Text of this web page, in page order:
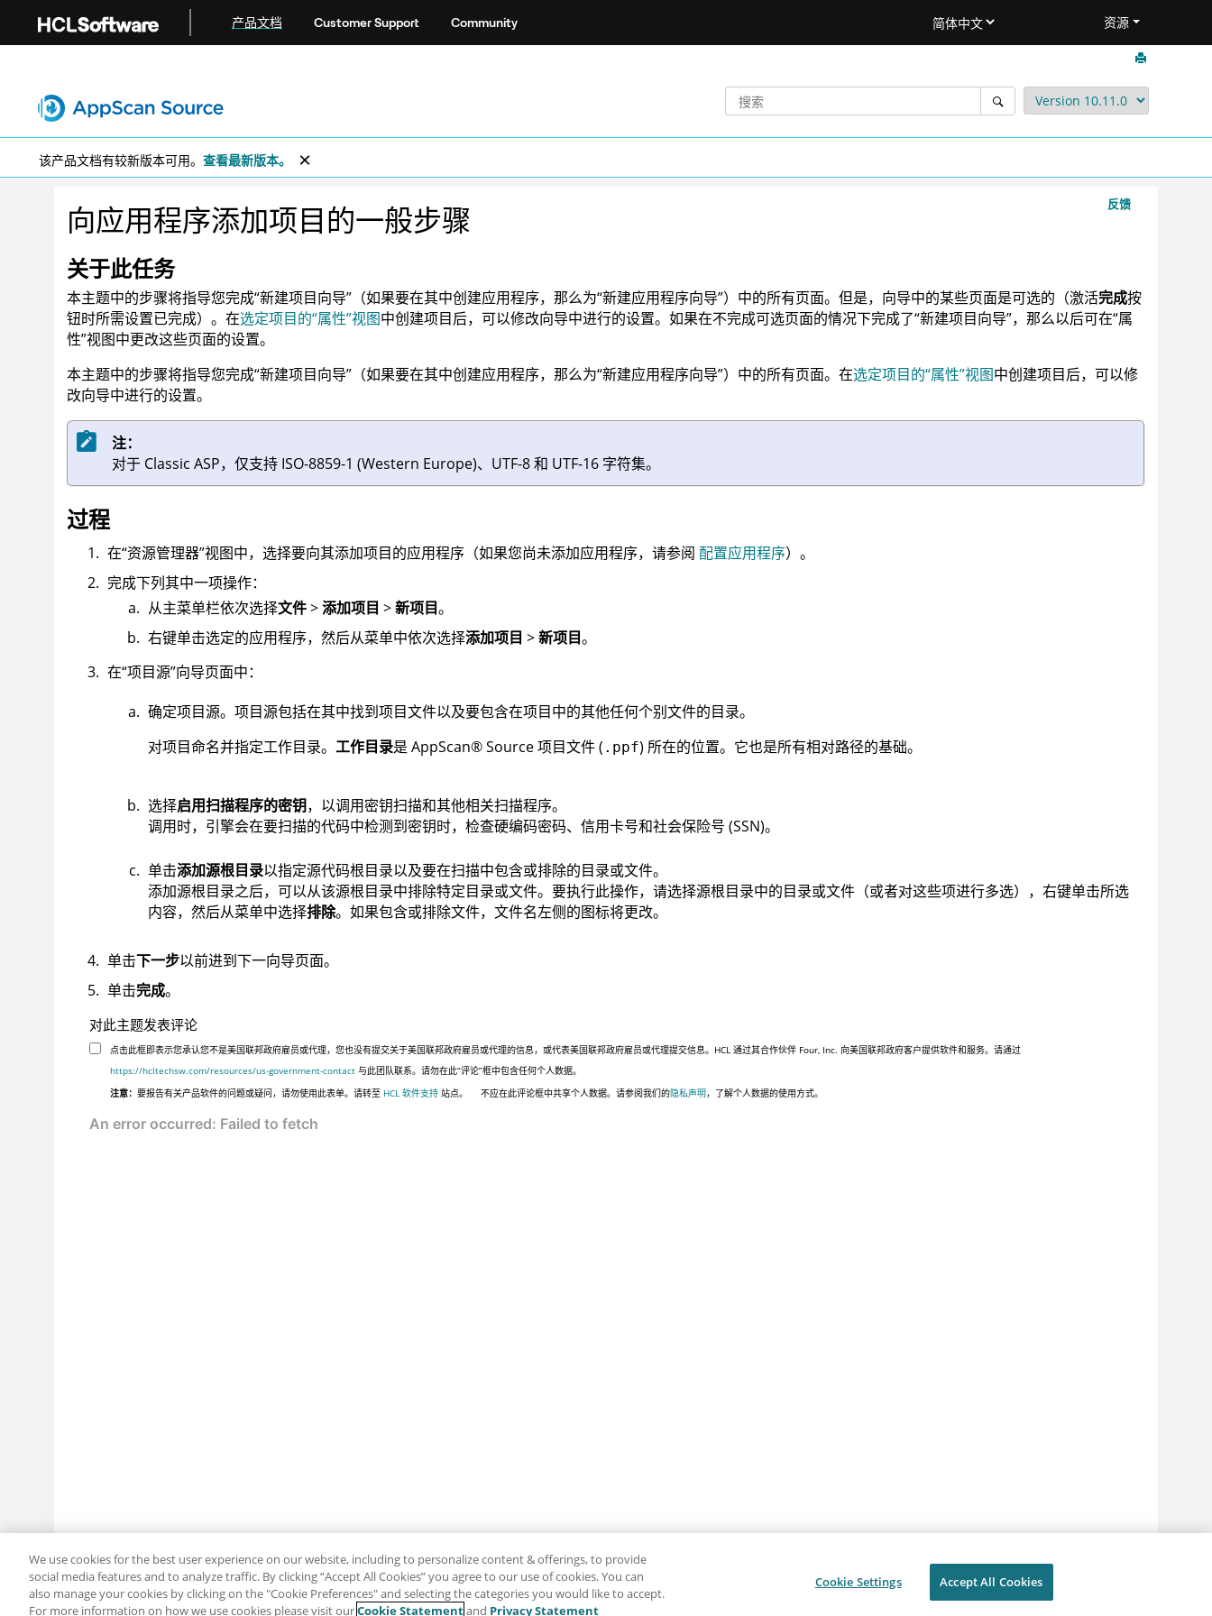
产品文档 Customer Support Community 资源
该产品文档有较新版本可用。 查看最新版本。
反馈
向应用程序添加项目的一般步骤
关于此任务
本主题中的步骤将指导您完成“新建项目向导”（如果要在其中创建应用程序，那么为“新建应用程序向导”）中的所有页面。但是，向导中的某些页面是可选的（激活完成按
钮时所需设置已完成）。在选定项目的“属性”视图中创建项目后，可以修改向导中进行的设置。如果在不完成可选页面的情况下完成了“新建项目向导”，那么以后可在“属
性”视图中更改这些页面的设置。
本主题中的步骤将指导您完成“新建项目向导”（如果要在其中创建应用程序，那么为“新建应用程序向导”）中的所有页面。在选定项目的“属性”视图中创建项目后，可以修
改向导中进行的设置。
注：
对于 Classic ASP，仅支持 ISO-8859-1 (Western Europe)、UTF-8 和 UTF-16 字符集。
过程
在“资源管理器”视图中，选择要向其添加项目的应用程序（如果您尚未添加应用程序，请参阅 配置应用程序）。
完成下列其中一项操作：
从主菜单栏依次选择文件>添加项目 >新项目。
右键单击选定的应用程序，然后从菜单中依次选择添加项目 >新项目。
在“项目源”向导页面中：
确定项目源。项目源包括在其中找到项目文件以及要包含在项目中的其他任何个别文件的目录。
对项目命名并指定工作目录。 工作目录是 AppScan®Source项目文件 ( .ppf) 所在的位置。它也是所有相对路径的基础。
选择启用扫描程序的密钥，以调用密钥扫描和其他相关扫描程序。
调用时，引擎会在要扫描的代码中检测到密钥时，检查硬编码密码、信用卡号和社会保险号 (SSN)。
单击添加源根目录以指定源代码根目录以及要在扫描中包含或排除的目录或文件。
添加源根目录之后，可以从该源根目录中排除特定目录或文件。要执行此操作，请选择源根目录中的目录或文件（或者对这些项进行多选），右键单击所选
内容，然后从菜单中选择排除。如果包含或排除文件，文件名左侧的图标将更改。
单击下一步以前进到下一向导页面。
单击完成。
对此主题发表评论
点击此框即表示您承认您不是美国联邦政府雇员或代理，您也没有提交关于美国联邦政府雇员或代理的信息，或代表美国联邦政府雇员或代理提交信息。HCL 通过其合作伙伴 Four, Inc. 向美国联邦政府客户提供软件和服务。请通过
https://hcltechsw.com/resources/us-government-contact与此团队联系。请勿在此“评论”框中包含任何个人数据。
注意： 要报告有关产品软件的问题或疑问，请勿使用此表单。请转至 HCL 软件支持站点。 不应在此评论框中共享个人数据。请参阅我们的隐私声明，了解个人数据的使用方式。
We use cookies for the best user experience on our website, including to personalize content & offerings, to provide
social media features and to analyze traffic. By clicking “Accept All Cookies” you agree to our use of cookies. You can
also manage your cookies by clicking on the "Cookie Preferences" and selecting the categories you would like to accept.
For more information on how we use cookies please visit ourCookie Statementand Privacy Statement
Cookie Settings Accept All Cookies